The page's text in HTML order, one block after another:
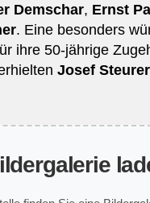
Demschar, Ernst
. Eine besonders
ihre 50-jährige
Josef Steurer